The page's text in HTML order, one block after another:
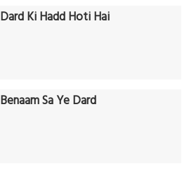
Dard Ki Hadd Hoti Hai
Benaam Sa Ye Dard